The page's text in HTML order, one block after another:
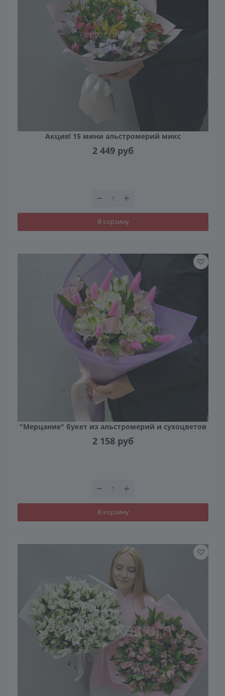
Акция! 15 мини альстромерий микс
2 449 руб
В корзину
"Мерцание" букет из альстромерий и сухоцветов
2 158 руб
В корзину